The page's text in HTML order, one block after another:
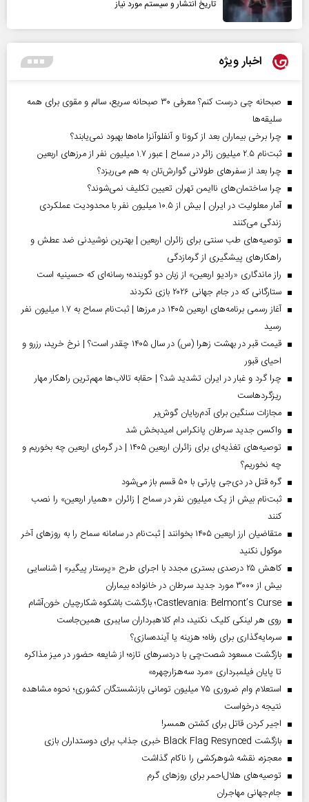
تاریخ انتشار و سیستم مورد نیاز
اخبار ویژه
صبحانه چی درست کنم؟ معرفی ۳۰ صبحانه سریع، سالم و مقوی برای همه
سلیقه‌ها
چرا برخی بیماران بعد از کرونا و آنفلوآنزا ماه‌ها بهبود نمی‌یابند؟
ثبت‌نام ۲.۵ میلیون زائر در سماح | عبور ۱.۷ میلیون نفر از مرز‌های اربعین
چرا بعد از سفرهای طولانی گوارش‌تان به هم می‌ریزد؟
چرا ساختمان‌های ناایمن تهران تعیین تکلیف نمی‌شوند؟
آمار معلولیت در ایران | بیش از ۱۰.۵ میلیون نفر با محدودیت عملکردی
زندگی می‌کنند
توصیه‌های طب سنتی برای زائران اربعین | بهترین نوشیدنی ضد عطش و
راهکارهای پیشگیری از گرمازدگی
راز ماندگاری «رادیو اربعین» از زبان دو گوینده؛ رسانه‌ای که حسینیه است
ستارگانی که در جام جهانی ۲۰۲۶ بازی نکردند
آغاز رسمی برنامه‌های اربعین ۱۴۰۵ در مرز‌ها | ثبت‌نام سماح به ۱.۷ میلیون نفر
رسید
قیمت قبر در بهشت زهرا (س) در سال ۱۴۰۵ چقدر است؟ | نرخ خرید، رزرو و
احیای قبور
چرا گرد و غبار در ایران تشدید شد؟ | حقابه تالاب‌ها مهم‌ترین راهکار مهار
ریزگردهاست
مجازات سنگین برای آدم‌ربایان گوش‌بر
واکسن جدید سرطان پانکراس امیدبخش شد
توصیه‌های تغذیه‌ای برای زائران اربعین ۱۴۰۵ | در گرمای اربعین چه بخوریم و
چه نخوریم؟
گره قتل در دی‌جی پارتی با ۵۰ قسم باز می‌شود
ثبت‌نام بیش از یک میلیون نفر در سماح | زائران «همیار اربعین» را نصب
کنند
متقاضیان ارز اربعین ۱۴۰۵ بخوانند | ثبت‌نام در سامانه سماح را به روز‌های آخر
موکول نکنید
کاهش ۲۵ درصدی بستری مجدد با اجرای طرح «پرستار پیگیر» | شناسایی
بیش از ۳۰۰۰ مورد جدید سرطان در خانواده بیماران
Castlevania: Belmont’s Curse؛ بازگشت باشکوه شکارچیان خون‌آشام
روی هر لینکی کلیک نکنید، دام کلاهبرداران سایبری همین‌جاست
سرمایه‌گذاری برای رفاه؛ هزینه یا آینده‌سازی؟
بازگشت مسعود شصت‌چی با دردسر‌های تازه؛ از شایعه حضور در میز مذاکره
تا پایان فیلمبرداری «مرد سه‌هزارچهره»
استعلام وام ضروری ۷۵ میلیون تومانی بازنشستگان کشوری؛ نحوه مشاهده
نتیجه درخواست
اجیر کردن قاتل برای کشتن همسر!
بازگشت Black Flag Resynced خبری جذاب برای دوستداران بازی
معجزه، نقشه شوهرکشی را ناکام گذاشت
توصیه‌های هلال‌احمر برای روز‌های گرم
جام‌جهانی مهاجران